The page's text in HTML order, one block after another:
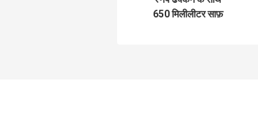
650 मिलीलीटर साफ़